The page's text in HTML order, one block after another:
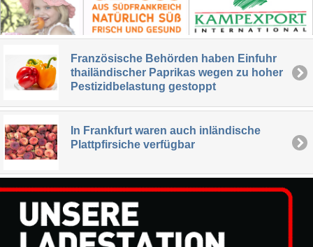
Französische Behörden haben Einfuhr
thailändischer Paprikas wegen zu hoher
Pestizidbelastung gestoppt
In Frankfurt waren auch inländische
Plattpfirsiche verfügbar